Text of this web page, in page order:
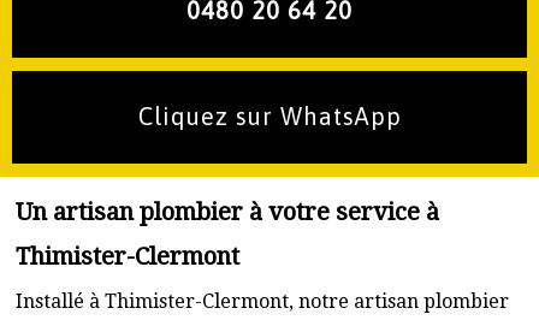
0480 20 64 20
Cliquez sur WhatsApp
Un artisan plombier à votre service à
Thimister-Clermont
Installé à Thimister-Clermont, notre artisan plombier